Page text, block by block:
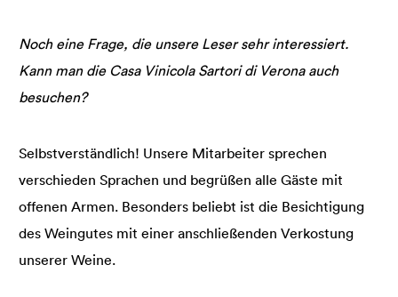
Noch eine Frage, die unsere Leser sehr interessiert.
Kann man die Casa Vinicola Sartori di Verona auch
besuchen?
Selbstverständlich! Unsere Mitarbeiter sprechen
verschieden Sprachen und begrüßen alle Gäste mit
offenen Armen. Besonders beliebt ist die Besichtigung
des Weingutes mit einer anschließenden Verkostung
unserer Weine.